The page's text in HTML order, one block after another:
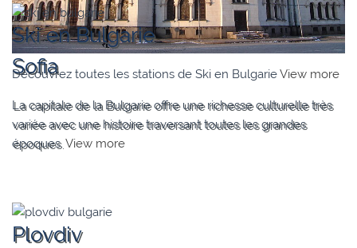
Sofia
La capitale de la Bulgarie offre une richesse culturelle très
variée avec une histoire traversant toutes les grandes
époques. View more
Ski en Bulgarie
Découvrez toutes les stations de Ski en BulgarieView more
Plovdiv